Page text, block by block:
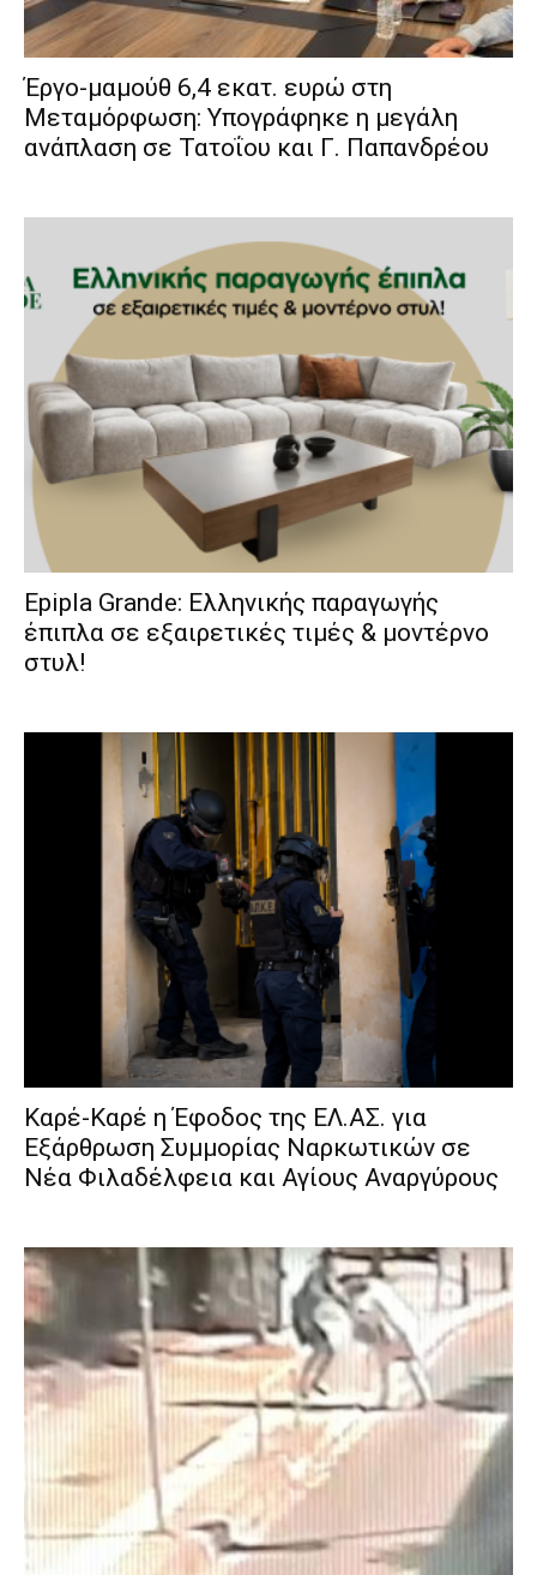
Έργο-μαμούθ 6,4 εκατ. ευρώ στη
Μεταμόρφωση: Υπογράφηκε η μεγάλη
ανάπλαση σε Τατοΐου και Γ. Παπανδρέου
Epipla Grande: Ελληνικής παραγωγής
έπιπλα σε εξαιρετικές τιμές & μοντέρνο
στυλ!
Καρέ-Καρέ η Έφοδος της ΕΛ.ΑΣ. για
Εξάρθρωση Συμμορίας Ναρκωτικών σε
Νέα Φιλαδέλφεια και Αγίους Αναργύρους